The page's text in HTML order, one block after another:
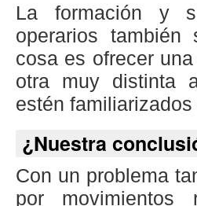
La formación y
operarios
cosa es ofrecer
otra muy distinta
estén
¿Nuestra
Con un problema
por movimientos